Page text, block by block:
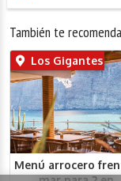
También te
Los Gigantes
Menú arrocero